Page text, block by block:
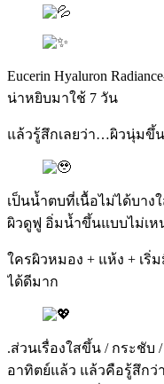
Eucerin Hyaluron
น่าหยิบมาใช้ 7 วัน
แล้วรู้สึกเลยว่า…ผิวนุ่มขึ้
เป็นน้ำตบที่เนื้อไม่ได้บา
ผิวดูฟู อิ่มน้ำขึ้นแบบไม่เห
ใครผิวหมอง + แห้ง + เริ่
ได้ดีมาก
.ส่วนเรื่องใสขึ้น / กระชับ
อาทิตย์แล้ว แล้วคือรู้สึก